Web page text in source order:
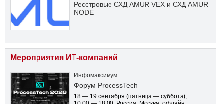
Ресстровые СХД AMUR VEX и СХД AMUR
NODE
Мероприятия ИТ-компаний
Инфомаксимум
Форум ProcessTech
18 — 19 сентября (пятница — суббота),